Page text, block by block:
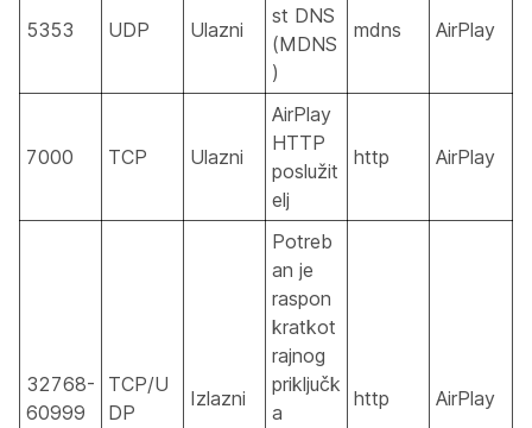
5353 UDP Ulazni
st DNS
(MDNS
)
mdns AirPlay
7000 TCP Ulazni
AirPlay
HTTP
poslužit
elj
http AirPlay
32768-
60999
TCP/U
DP
Izlazni
Potreb
an je
raspon
kratkot
rajnog
priključk
a
http AirPlay